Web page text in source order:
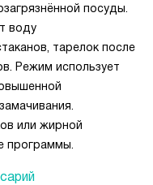
посуды.
воду
тарелок после
Режим использует
или жирной
программы.